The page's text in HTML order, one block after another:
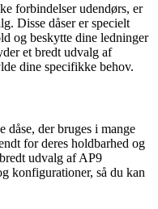
forbindelser udendørs, er
Disse dåser er specielt
og beskytte dine ledninger
et bredt udvalg af
dine specifikke behov.
dåse, der bruges i mange
for deres holdbarhed og
udvalg af AP9
konfigurationer, så du kan